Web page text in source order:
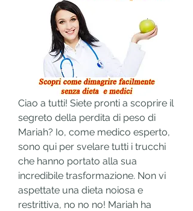
Ciao a tutti! Siete pronti a scoprire il
segreto della perdita di peso di
Mariah? Io, come medico esperto,
sono qui per svelare tutti i trucchi
che hanno portato alla sua
incredibile trasformazione. Non vi
aspettate una dieta noiosa e
restrittiva, no no no! Mariah ha